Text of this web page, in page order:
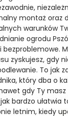
montaż oraz
warunków
ogrodu
bezproblemowe.
zyskujesz, gdy
To jak
który dba o
gdy Ty masz
bardzo ułatwia
letnim, kiedy